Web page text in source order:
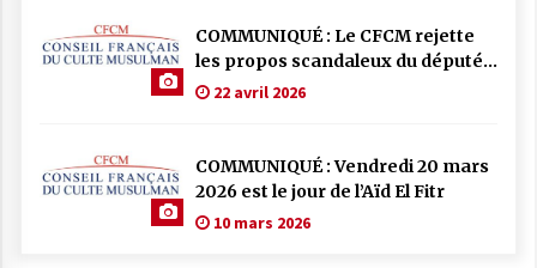
COMMUNIQUÉ : Le CFCM rejette
les propos scandaleux du député
RN Julien Odoul.
22 avril 2026
COMMUNIQUÉ : Vendredi 20 mars
2026 est le jour de l’Aïd El Fitr
10 mars 2026